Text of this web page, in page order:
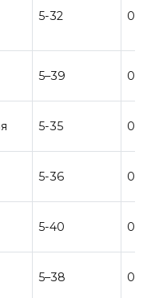
5-32 0-
5–39
5-35 0-
5-36 0-
5-40 0-
5–38 0-